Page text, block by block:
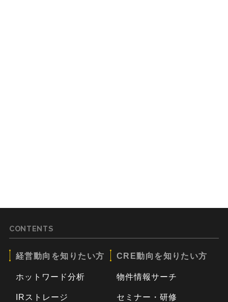
CONTENTS
経営動向を知りたい方
ホットワード分析
IRストレージ
CRE動向を知りたい方
物件情報サーチ
セミナー・研修